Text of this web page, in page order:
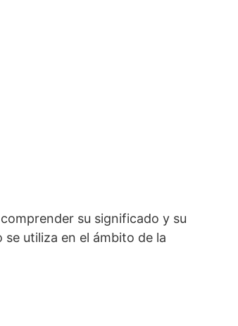
su significado y su
utiliza en el ámbito de la